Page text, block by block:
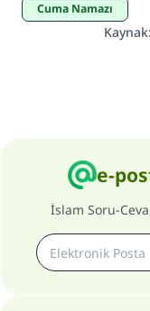
Cuma Namazı
Kaynak:
e-
İslam Soru-